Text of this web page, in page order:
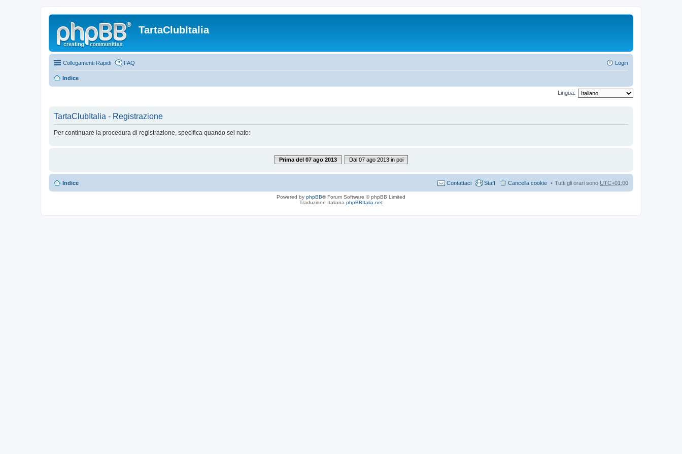
TartaClubItalia
Collegamenti Rapidi FAQ Login
Indice
Lingua:
TartaClubItalia - Registrazione
Per continuare la procedura di registrazione, specifica quando sei nato:
Prima del 07 ago 2013 Dal 07 ago 2013 in poi
Indice Tutti gli orari sono UTC+01:00
Cancella cookie
Staff
Contattaci
Powered by phpBB® Forum Software © phpBB Limited
Traduzione Italiana phpBBItalia.net